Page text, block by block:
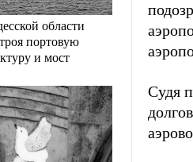
области
портовую
и мост
Судя